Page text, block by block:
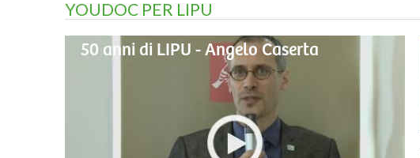
YOUDOC PER LIPU
50 anni di LIPU - Angelo Caserta